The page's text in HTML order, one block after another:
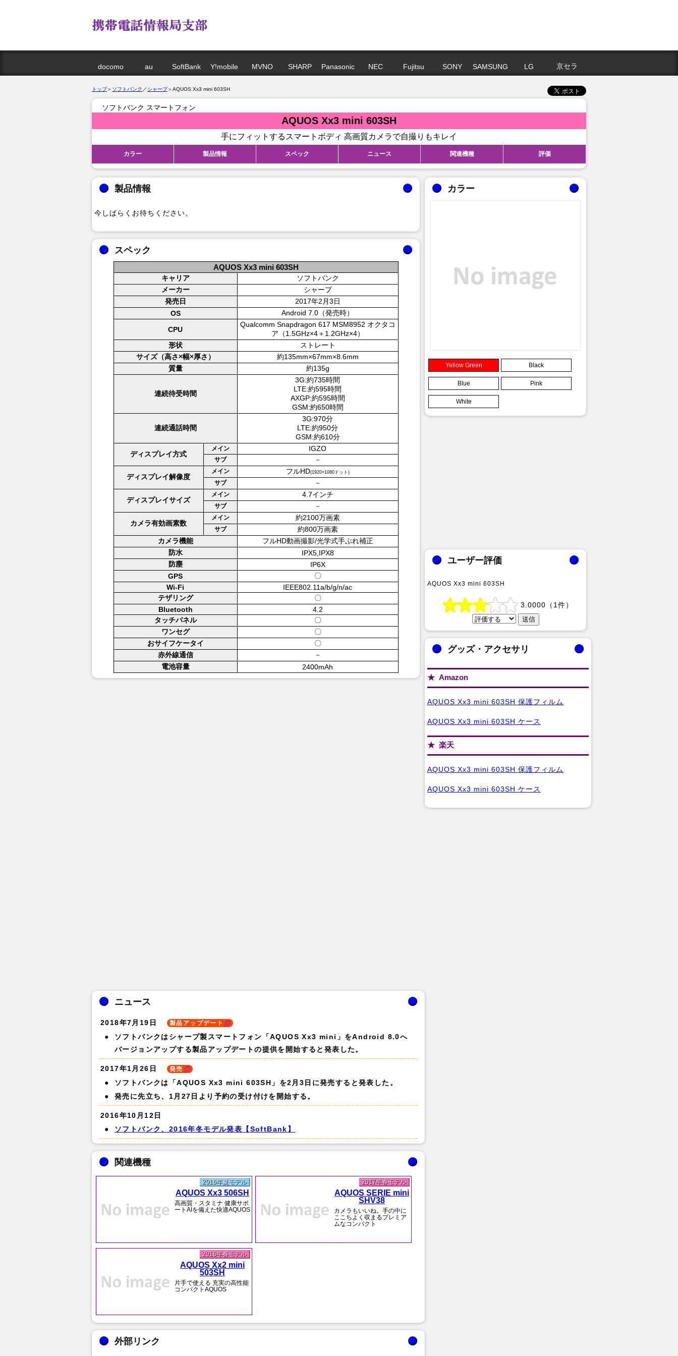
docomo au SoftBank Y!mobile MVNO SHARP Panasonic NEC Fujitsu SONY SAMSUNG LG 京セラ
トップ＞ ソフトバンク ／シャープ＞AQUOS Xx3 mini 603SH
ソフトバンク スマートフォン
AQUOS Xx3 mini 603SH
手にフィットするスマートボディ 高画質カメラで自撮りもキレイ
カラー 製品情報 スペック ニュース 関連機種 評価
カラー
Yellow Green Black
Blue Pink
White
製品情報
今しばらくお待ちください。
スペック
AQUOS Xx3 mini 603SH
キャリア
ソフトバンク
メーカー
シャープ
発売日
2017年2月3日
OS
Android 7.0（発売時）
CPU
Qualcomm Snapdragon 617 MSM8952 オクタコ
ア（1.5GHz×4＋1.2GHz×4）
形状
ストレート
サイズ（高さ×幅×厚さ）
約135mm×67mm×8.6mm
質量
約135g
連続待受時間
3G:約735時間
LTE:約595時間
AXGP:約595時間
GSM:約650時間
連続通話時間
3G:970分
LTE:約950分
GSM:約610分
ディスプレイ方式
メイン IGZO
サブ －
ディスプレイ解像度
メイン フルHD(1920×1080ドット)
サブ －
ディスプレイサイズ
メイン 4.7インチ
サブ －
カメラ有効画素数
メイン 約2100万画素
サブ
約800万画素
カメラ機能
フルHD動画撮影/光学式手ぶれ補正
防水
IPX5,IPX8
防塵
IP6X
GPS
〇
Wi-Fi
IEEE802.11a/b/g/n/ac
テザリング
〇
Bluetooth
4.2
タッチパネル
〇
ワンセグ
〇
おサイフケータイ
〇
赤外線通信
－
電池容量
2400mAh
ニュース
2018年7月19日 製品アップデート
ソフトバンクはシャープ製スマートフォン「AQUOS Xx3 mini」をAndroid 8.0へ
バージョンアップする製品アップデートの提供を開始すると発表した。
2017年1月26日 発売
ソフトバンクは「AQUOS Xx3 mini 603SH」を2月3日に発売すると発表した。
発売に先立ち、1月27日より予約の受け付けを開始する。
2016年10月12日
ソフトバンク、2016年冬モデル発表【SoftBank】
関連機種
2016年夏モデル
AQUOS Xx3 506SH
高画質・スタミナ 健康サポ
ートAIを備えた快適AQUOS
2017年春モデル
AQUOS SERIE mini
SHV38
カメラもいいね。手の中に
ここちよく収まるプレミア
ムなコンパクト
2016年春モデル
AQUOS Xx2 mini
503SH
片手で使える 充実の高性能
コンパクトAQUOS
外部リンク
ユーザー評価
AQUOS Xx3 mini 603SH
3.0000 （ 1 件）
グッズ・アクセサリ
Amazon
AQUOS Xx3 mini 603SH 保護フィルム
AQUOS Xx3 mini 603SH ケース
楽天
AQUOS Xx3 mini 603SH 保護フィルム
AQUOS Xx3 mini 603SH ケース